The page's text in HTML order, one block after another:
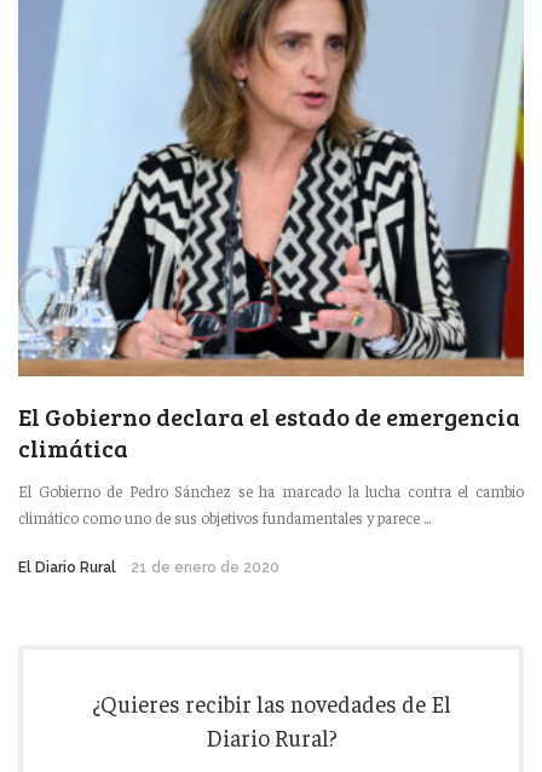
El Gobierno declara el estado de emergencia
climática
El Gobierno de Pedro Sánchez se ha marcado la lucha contra el cambio
climático como uno de sus objetivos fundamentales y parece ...
El Diario Rural 21 de enero de 2020
¿Quieres recibir las novedades de El
Diario Rural?